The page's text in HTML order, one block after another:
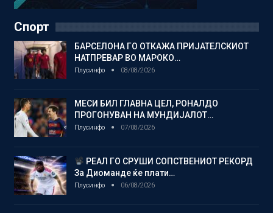
Спорт
БАРСЕЛОНА ГО ОТКАЖА ПРИЈАТЕЛСКИОТ
НАТПРЕВАР ВО МАРОКО…
Плусинфо 08/08/2026
МЕСИ БИЛ ГЛАВНА ЦЕЛ, РОНАЛДО
ПРОГОНУВАН НА МУНДИЈАЛОТ…
Плусинфо 07/08/2026
РЕАЛ ГО СРУШИ СОПСТВЕНИОТ РЕКОРД
За Диоманде ќе плати…
Плусинфо 06/08/2026